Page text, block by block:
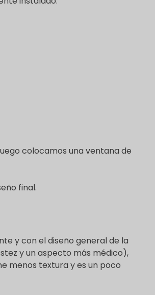
colocamos una ventana de
final.
y con el diseño general de la
y un aspecto más médico),
menos textura y es un poco